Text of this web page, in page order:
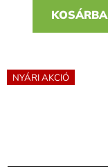
KOSÁRBA
NYÁRI AKCIÓ